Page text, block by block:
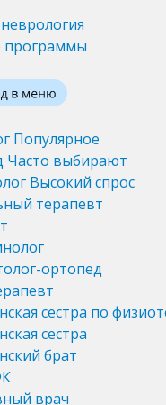
программы
Популярное
Часто выбирают
Высокий спрос
терапевт
ортопед
сестра по
сестра
брат
врач